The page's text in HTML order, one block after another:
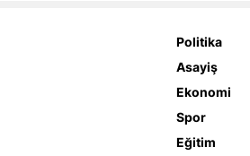
Politika
Asayiş
Ekonomi
Spor
Eğitim